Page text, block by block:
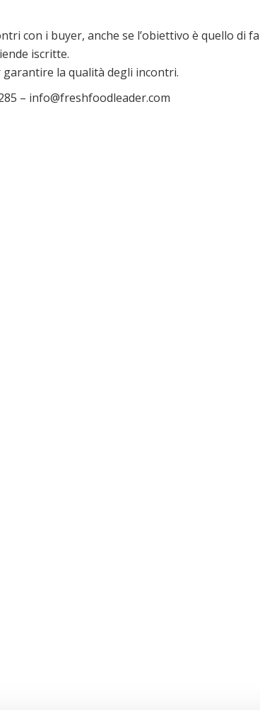
con i buyer, anche se l’obiettivo è quello di
iscritte.
la qualità degli incontri.
– info@freshfoodleader.com